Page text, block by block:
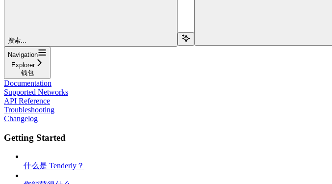
搜索...
Navigation
Explorer
钱包
Documentation
Supported Networks
API Reference
Troubleshooting
Changelog
Getting Started
什么是 Tenderly？